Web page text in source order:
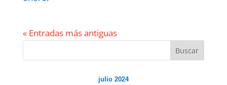
« Entradas más antiguas
Buscar
julio 2024